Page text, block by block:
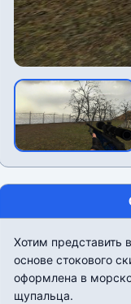
Хотим представить
основе стокового
оформлена в
щупальца.